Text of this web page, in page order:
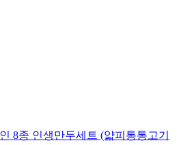
8종 인생만두세트 (얇피통통고기